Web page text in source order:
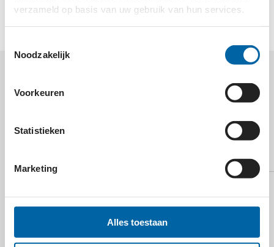
verzameld op basis van uw gebruik van hun services.
Noodzakelijk
Voorkeuren
Statistieken
Marketing
Alles toestaan
van het muziek- en dansklimaat in Nederland.
MEER WETEN OVER
THE ROYAL